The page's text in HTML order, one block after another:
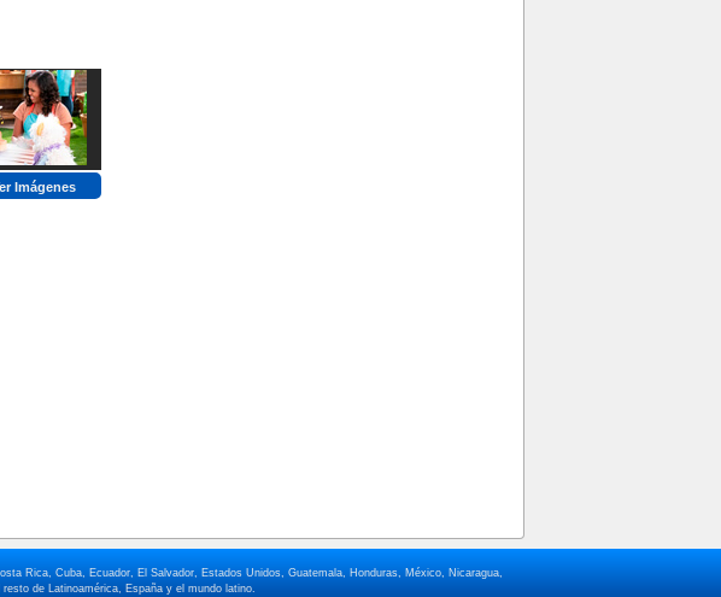
Imágenes
Rica, Cuba, Ecuador, El Salvador, Estados Unidos, Guatemala, Honduras, México, Nicaragua,
de Latinoamérica, España y el mundo latino.